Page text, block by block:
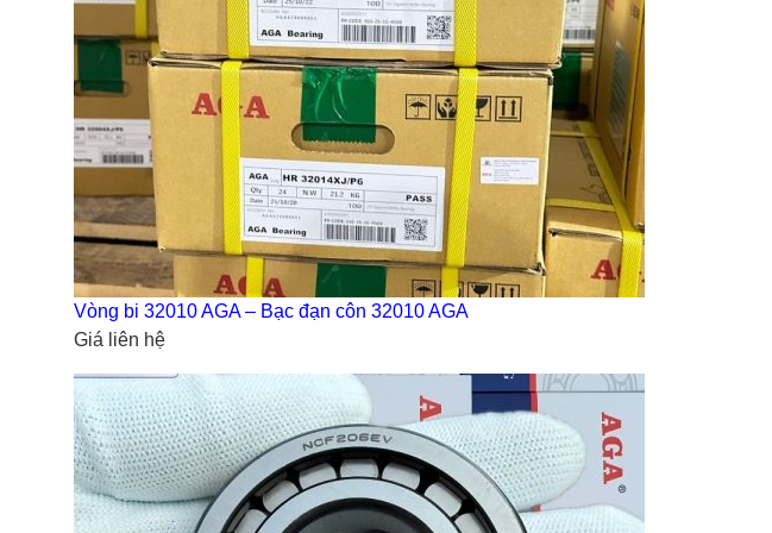
Vòng bi 32010 AGA – Bạc đạn côn 32010 AGA
Giá liên hệ